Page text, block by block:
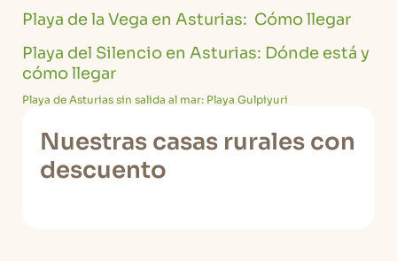
Playa de la Vega en Asturias: Cómo llegar
Playa del Silencio en Asturias: Dónde está y
cómo llegar
Playa de Asturias sin salida al mar: Playa Gulpiyuri
Nuestras casas rurales con
descuento